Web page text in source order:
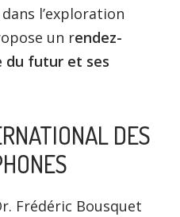
l’exploration
un rendez-
du futur et ses
DES
Frédéric Bousquet